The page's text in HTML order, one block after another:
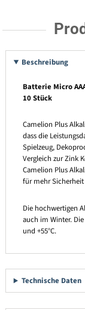
Beschreibung
Batterie Micro
10 Stück
Camelion Plus
dass die
Spielzeug,
Vergleich zur Zink
Camelion Plus
für mehr
Die hochwertigen
auch im Winter.
und +55°C.
Technische Daten